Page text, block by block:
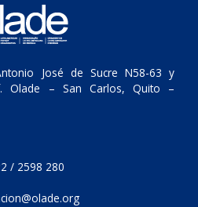
José de Sucre N58-63 y
Olade – San Carlos, Quito –
/ 2598 280